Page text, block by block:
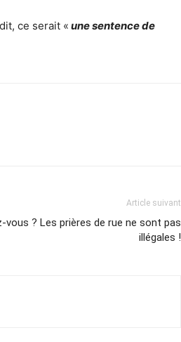
ce serait « une sentence de
Article suivant
vous ? Les prières de rue ne sont pas
illégales !